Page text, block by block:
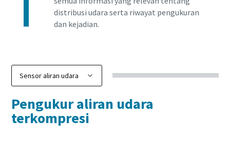
distribusi udara serta riwayat pengukuran
dan kejadian.
Pengukur aliran udara
terkompresi